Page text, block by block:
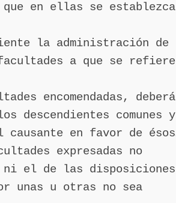
en ellas se establezca
la administración de
a que se refiere
encomendadas, deberá
comunes y
causante en favor de
expresadas no
el de las disposiciones
unas u otras no sea